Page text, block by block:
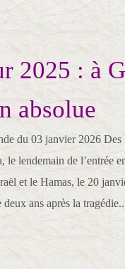
2025 : à
absolue
du 03 janvier 2026 Des
le lendemain de l’entrée
et le Hamas, le 20
ans après la